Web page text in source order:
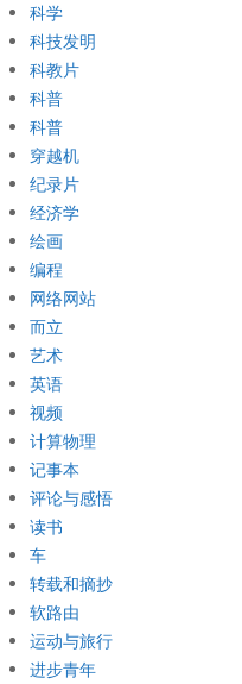
科学
科技发明
科教片
科普
科普
穿越机
纪录片
经济学
绘画
编程
网络网站
而立
艺术
英语
视频
计算物理
记事本
评论与感悟
读书
车
转载和摘抄
软路由
运动与旅行
进步青年